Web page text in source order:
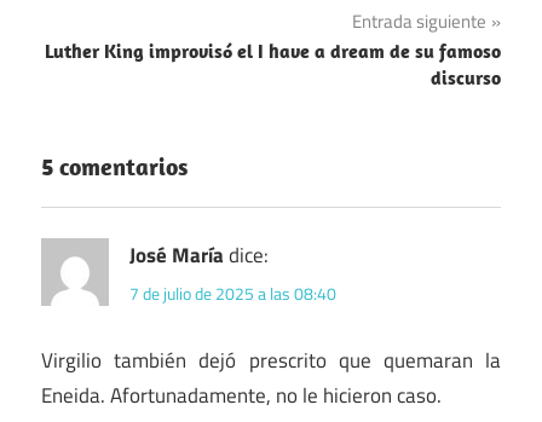
Entrada siguiente
Luther King improvisó el I have a dream de su famoso
discurso
5 comentarios
José Maríadice:
7 de julio de 2025 a las 08:40
Virgilio también dejó prescrito que quemaran la
Eneida. Afortunadamente, no le hicieron caso.